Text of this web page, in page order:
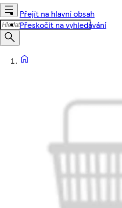
Přejít na hlavní obsah
Přeskočit na vyhledávání